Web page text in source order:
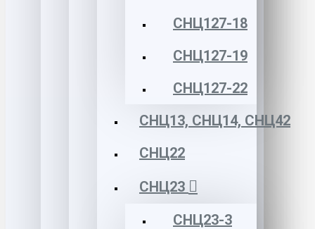
СНЦ127-18
СНЦ127-19
СНЦ127-22
СНЦ13, СНЦ14, СНЦ42
СНЦ22
СНЦ23
СНЦ23-3